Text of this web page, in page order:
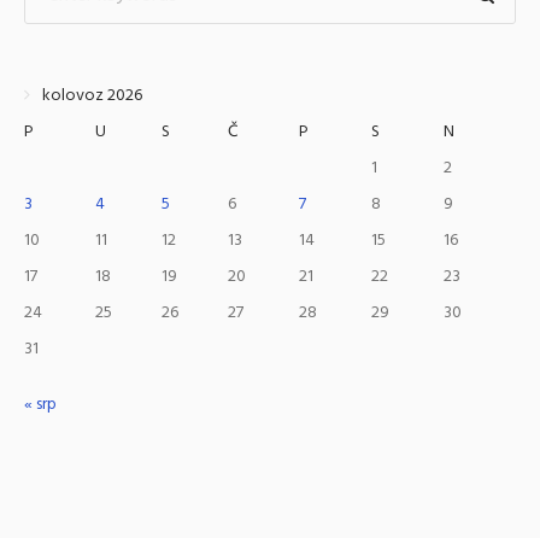
kolovoz 2026
P
U S Č P S
N
1
2
3
4 5 6 7 8
9
10
11 12 13 14 15
16
17
18 19 20 21 22
23
24
25 26 27 28 29
30
31
« srp